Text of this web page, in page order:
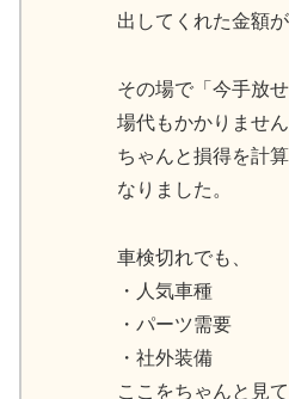
出してくれた金額が
その場で「今手放
場代もかかりませ
ちゃんと損得を計
なりました。
車検切れでも、
・人気車種
・パーツ需要
・社外装備
ここをちゃんと見